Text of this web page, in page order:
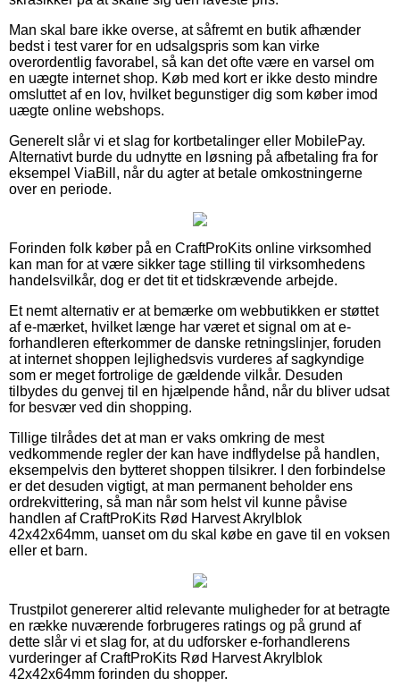
Man skal bare ikke overse, at såfremt en butik afhænder
bedst i test varer for en udsalgspris som kan virke
overordentlig favorabel, så kan det ofte være en varsel om
en uægte internet shop. Køb med kort er ikke desto mindre
omsluttet af en lov, hvilket begunstiger dig som køber imod
uægte online webshops.
Generelt slår vi et slag for kortbetalinger eller MobilePay.
Alternativt burde du udnytte en løsning på afbetaling fra for
eksempel ViaBill, når du agter at betale omkostningerne
over en periode.
Forinden folk køber på en CraftProKits online virksomhed
kan man for at være sikker tage stilling til virksomhedens
handelsvilkår, dog er det tit et tidskrævende arbejde.
Et nemt alternativ er at bemærke om webbutikken er støttet
af e-mærket, hvilket længe har været et signal om at e-
forhandleren efterkommer de danske retningslinjer, foruden
at internet shoppen lejlighedsvis vurderes af sagkyndige
som er meget fortrolige de gældende vilkår. Desuden
tilbydes du genvej til en hjælpende hånd, når du bliver udsat
for besvær ved din shopping.
Tillige tilrådes det at man er vaks omkring de mest
vedkommende regler der kan have indflydelse på handlen,
eksempelvis den bytteret shoppen tilsikrer. I den forbindelse
er det desuden vigtigt, at man permanent beholder ens
ordrekvittering, så man når som helst vil kunne påvise
handlen af CraftProKits Rød Harvest Akrylblok
42x42x64mm, uanset om du skal købe en gave til en voksen
eller et barn.
Trustpilot genererer altid relevante muligheder for at betragte
en række nuværende forbrugeres ratings og på grund af
dette slår vi et slag for, at du udforsker e-forhandlerens
vurderinger af CraftProKits Rød Harvest Akrylblok
42x42x64mm forinden du shopper.